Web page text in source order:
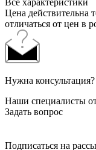
Цена действительна
отличаться от цен в
Нужна консультация?
Наши специалисты
Задать вопрос
Подписаться на